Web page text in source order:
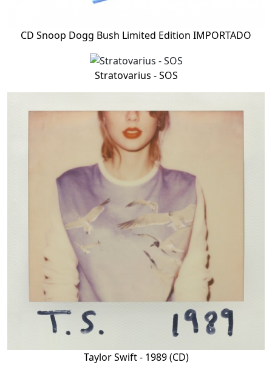
CD Snoop Dogg Bush Limited Edition IMPORTADO
Stratovarius - SOS
Taylor Swift - 1989 (CD)